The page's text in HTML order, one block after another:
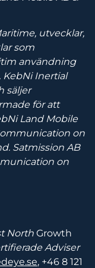
utvecklar,
som
användning
KebNi Inertial
säljer
för att
Land Mobile
on
Satmission AB
on
North Growth
Adviser
, +46 8 121